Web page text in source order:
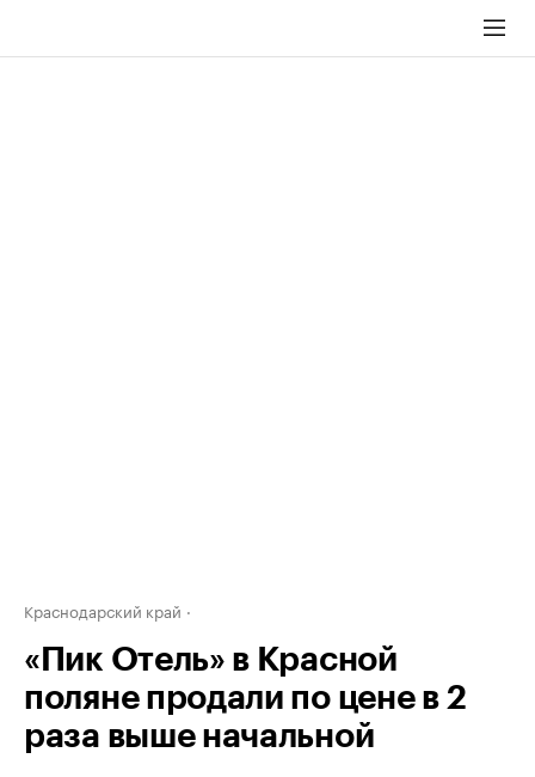
Краснодарский край
«Пик Отель» в Красной
поляне продали по цене в 2
раза выше начальной